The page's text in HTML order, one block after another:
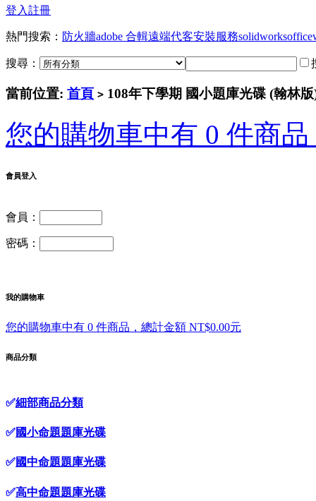
登入註冊
熱門搜索： 防火牆adobe 合輯遠端代客安裝服務solidworksoffice
搜尋：
當前位置: 首頁 > 108年下學期 國小題庫光碟 (翰林
您的購物車中有 0 件商
會員登入
會員：
密碼：
我的購物車
您的購物車中有 0 件商品，總計金額 NT$0.00元
商品分類
✅細部商品分類
✅國小命題題庫光碟
✅國中命題題庫光碟
✅高中命題題庫光碟